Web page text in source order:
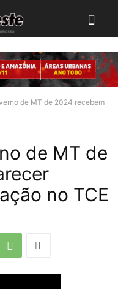
de MT de 2024 recebem
de MT de
no TCE